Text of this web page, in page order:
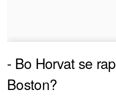
- Bo Horvat se
Boston?